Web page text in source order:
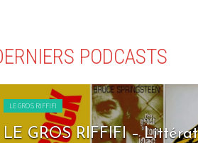
PODCASTS
LE GROS RIFFIFI
LE GROS RIFFIFI –